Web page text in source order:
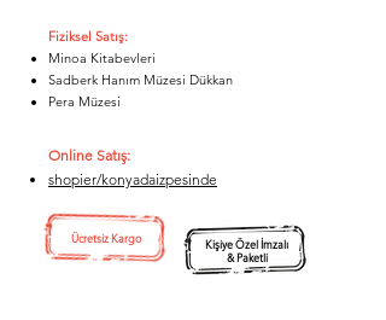
Fiziksel Satış:
Minoa Kitabevleri
Sadberk Hanım Müzesi Dükkan
Pera Müzesi
Online Satış:
shopier/konyadaizpesinde
Ücretsiz Kargo
Kişiye Özel İmzalı
& Paketli